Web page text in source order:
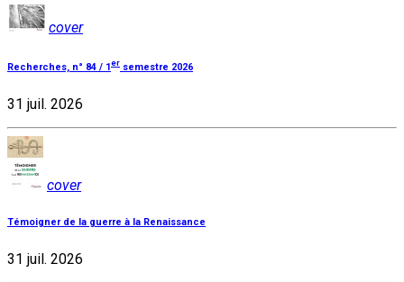
cover
Recherches, n° 84 / 1er semestre 2026
31 juil. 2026
cover
Témoigner de la guerre à la Renaissance
31 juil. 2026